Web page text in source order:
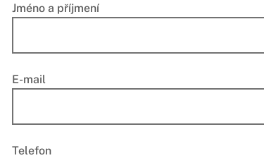
Jméno a příjmení
E-mail
Telefon